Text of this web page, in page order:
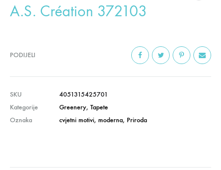
A.S. Création 372103
PODIJELI
SKU
4051315425701
Kategorije
Greenery, Tapete
Oznaka
cvjetni motivi, moderna, Priroda